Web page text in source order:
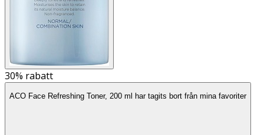
30% rabatt
ACO Face Refreshing Toner, 200 ml har tagits bort från mina favoriter